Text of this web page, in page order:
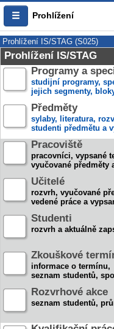
Prohlížení
Prohlížení IS/STAG (S025)
Prohlížení IS/STAG
Programy a
studijní programy,
jejich segmenty,
Předměty
sylaby, literatura,
studenti předmětu a
Pracoviště
pracovníci, vypsané
vyučované předměty
Učitelé
rozvrh, vyučované
vedené práce a
Studenti
rozvrh a aktuálně
Zkouškové
informace o termínu,
seznam studentů,
Rozvrhové akce
seznam studentů,